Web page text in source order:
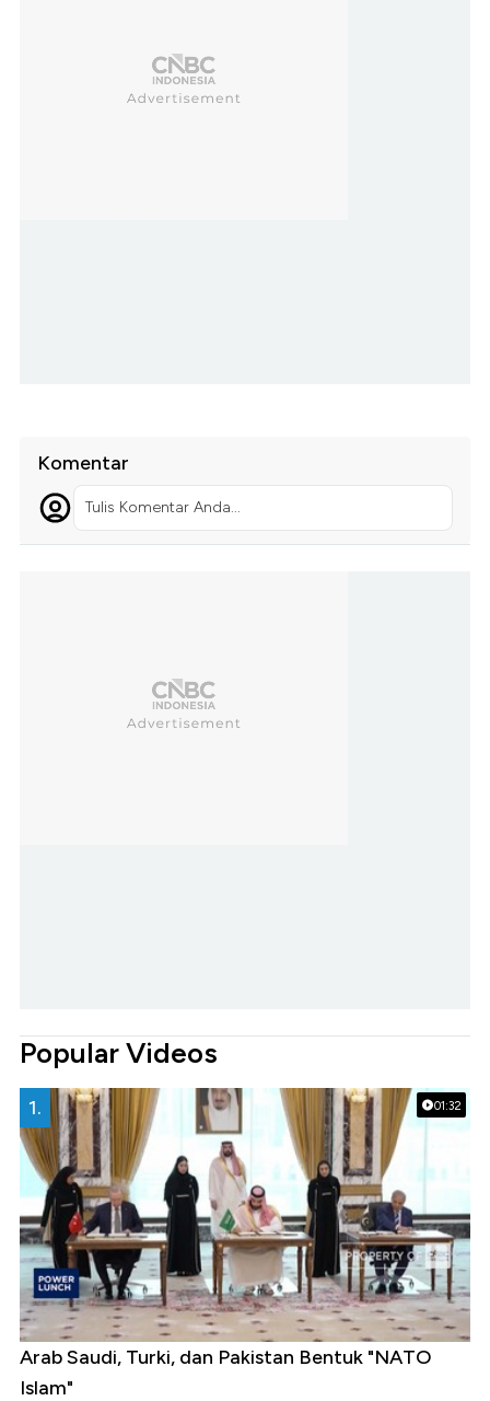
Komentar
Tulis Komentar Anda...
Popular Videos
01:32
1.
Arab Saudi, Turki, dan Pakistan Bentuk "NATO
Islam"